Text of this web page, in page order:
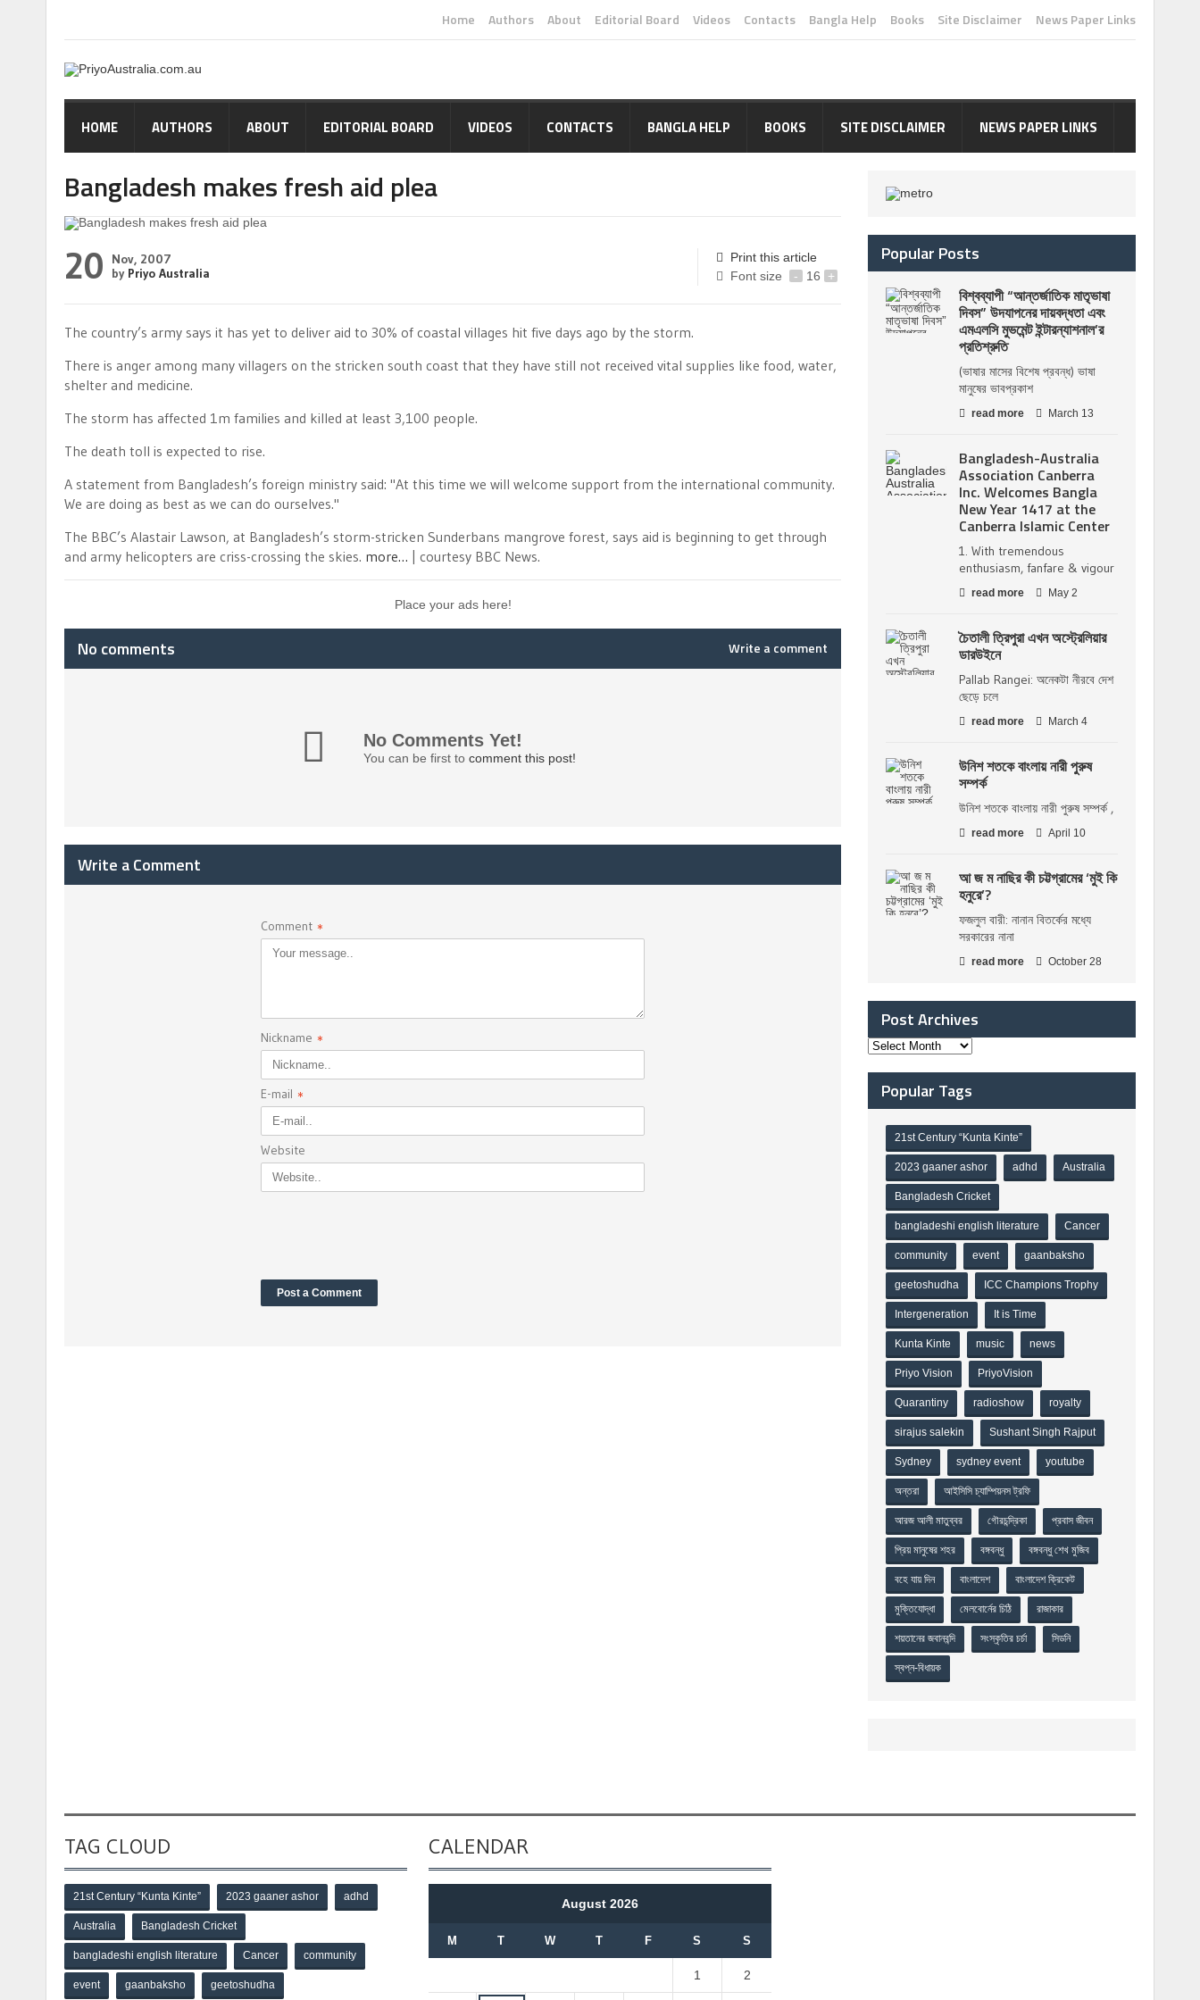
Home Authors About Editorial Board Videos Contacts Bangla Help Books Site Disclaimer News Paper Links
HOME AUTHORS ABOUT EDITORIAL BOARD VIDEOS CONTACTS BANGLA HELP BOOKS SITE DISCLAIMER NEWS PAPER LINKS
Bangladesh makes fresh aid plea
20
Nov, 2007
by Priyo Australia
Print this article
Font size
- 16 +
The country’s army says it has yet to deliver aid to 30% of coastal villages hit five days ago by the storm.
There is anger among many villagers on the stricken south coast that they have still not received vital supplies like food, water,
shelter and medicine.
The storm has affected 1m families and killed at least 3,100 people.
The death toll is expected to rise.
A statement from Bangladesh’s foreign ministry said: "At this time we will welcome support from the international community.
We are doing as best as we can do ourselves."
The BBC’s Alastair Lawson, at Bangladesh’s storm-stricken Sunderbans mangrove forest, says aid is beginning to get through
and army helicopters are criss-crossing the skies. more… | courtesy BBC News.
Place your ads here!
No comments Write a comment
No Comments Yet!
You can be first to comment this post!
Write a Comment
Comment *
Nickname *
E-mail *
Website
Popular Posts
বিশ্বব্যাপী “আন্তর্জাতিক মাতৃভাষা
দিবস” উদযাপনের দায়বদ্ধতা এবং
এমএলসি মুভমেন্ট ইন্টারন্যাশনাল’র
প্রতিশ্রুতি
(ভাষার মাসের বিশেষ প্রবন্ধ) ভাষা
মানুষের ভাবপ্রকাশ
read more March 13
Bangladesh-Australia
Association Canberra
Inc. Welcomes Bangla
New Year 1417 at the
Canberra Islamic Center
1. With tremendous
enthusiasm, fanfare & vigour
read more May 2
চৈতালী ত্রিপুরা এখন অস্ট্রেলিয়ার
ডারউইনে
Pallab Rangei: অনেকটা নীরবে দেশ
ছেড়ে চলে
read more March 4
উনিশ শতকে বাংলায় নারী পুরুষ
সম্পর্ক
উনিশ শতকে বাংলায় নারী পুরুষ সম্পর্ক ,
read more April 10
আ জ ম নাছির কী চট্টগ্রামের ‘মুই কি
হনুরে’?
ফজলুল বারী: নানান বিতর্কের মধ্যে
সরকারের নানা
read more October 28
Post Archives
Popular Tags
21st Century “Kunta Kinte”
2023 gaaner ashor adhd Australia
Bangladesh Cricket
bangladeshi english literature Cancer
community event gaanbaksho
geetoshudha ICC Champions Trophy
Intergeneration It is Time
Kunta Kinte music news
Priyo Vision PriyoVision
Quarantiny radioshow royalty
sirajus salekin Sushant Singh Rajput
Sydney sydney event youtube
অন্তরা আইসিসি চ্যাম্পিয়নস ট্রফি
আরজ আলী মাতুব্বর গৌরচন্দ্রিকা প্রবাস জীবন
প্রিয় মানুষের শহর বঙ্গবন্ধু বঙ্গবন্ধু শেখ মুজিব
বহে যায় দিন বাংলাদেশ বাংলাদেশ ক্রিকেট
মুক্তিযোদ্ধা মেলবোর্নের চিঠি রাজাকার
শয়তানের জবানবন্দি সংস্কৃতির চর্চা সিডনি
স্বপ্ন-বিধায়ক
TAG CLOUD
21st Century “Kunta Kinte” 2023 gaaner ashor adhd
Australia Bangladesh Cricket
bangladeshi english literature Cancer community
event gaanbaksho geetoshudha
CALENDAR
August 2026
M T W T F S S
1 2